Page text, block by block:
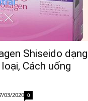
Shiseido dạng
Cách uống
03/2020 0